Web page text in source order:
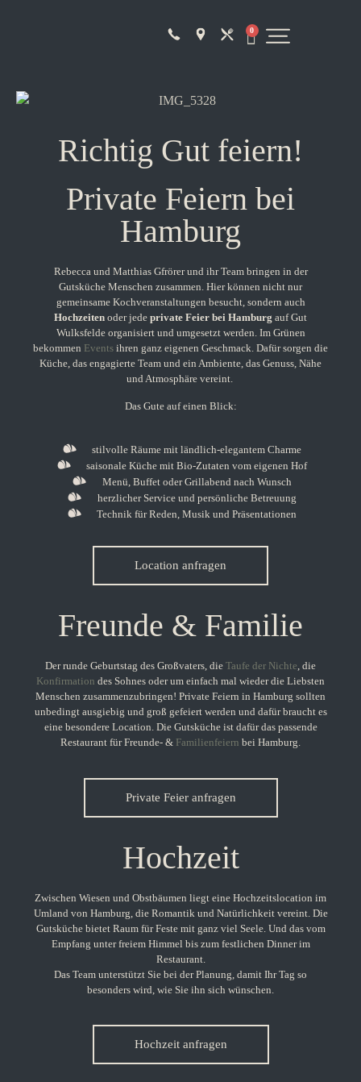
0
Richtig Gut feiern!
Private Feiern bei
Hamburg
Rebecca und Matthias Gfrörer und ihr Team bringen in der
Gutsküche Menschen zusammen. Hier können nicht nur
gemeinsame Kochveranstaltungen besucht, sondern auch
Hochzeiten oder jede private Feier bei Hamburg auf Gut
Wulksfelde organisiert und umgesetzt werden. Im Grünen
bekommen Events ihren ganz eigenen Geschmack. Dafür sorgen die
Küche, das engagierte Team und ein Ambiente, das Genuss, Nähe
und Atmosphäre vereint.
Das Gute auf einen Blick:
stilvolle Räume mit ländlich-elegantem Charme
saisonale Küche mit Bio-Zutaten vom eigenen Hof
Menü, Buffet oder Grillabend nach Wunsch
herzlicher Service und persönliche Betreuung
Technik für Reden, Musik und Präsentationen
Location anfragen
Freunde & Familie
Der runde Geburtstag des Großvaters, die Taufe der Nichte, die
Konfirmation des Sohnes oder um einfach mal wieder die Liebsten
Menschen zusammenzubringen! Private Feiern in Hamburg sollten
unbedingt ausgiebig und groß gefeiert werden und dafür braucht es
eine besondere Location. Die Gutsküche ist dafür das passende
Restaurant für Freunde- & Familienfeiern bei Hamburg.
Private Feier anfragen
Hochzeit
Zwischen Wiesen und Obstbäumen liegt eine Hochzeitslocation im
Umland von Hamburg , die Romantik und Natürlichkeit vereint. Die
Gutsküche bietet Raum für Feste mit ganz viel Seele. Und das vom
Empfang unter freiem Himmel bis zum festlichen Dinner im
Restaurant.
Das Team unterstützt Sie bei der Planung, damit Ihr Tag so
besonders wird, wie Sie ihn sich wünschen.
Hochzeit anfragen